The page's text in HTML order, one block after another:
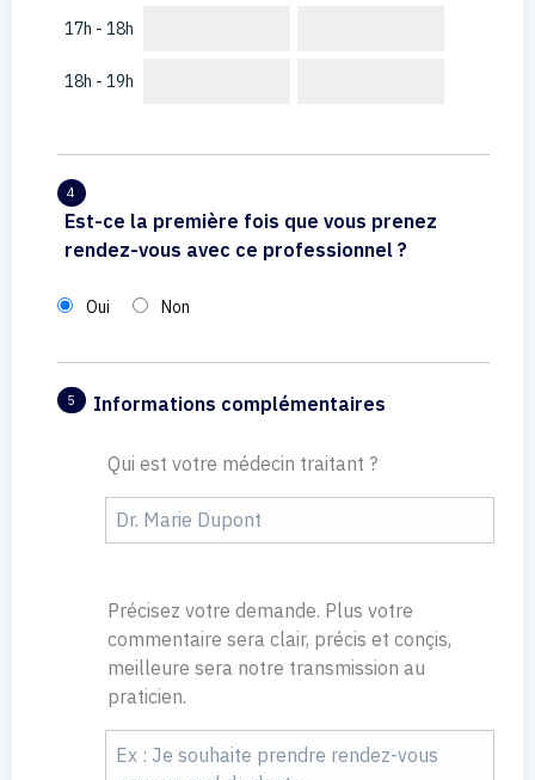
17h - 18h
18h - 19h
4
Est-ce la première fois que vous prenez
rendez-vous avec ce professionnel ?
Oui Non
5 Informations complémentaires
Qui est votre médecin traitant ?
Précisez votre demande. Plus votre
commentaire sera clair, précis et conçis,
meilleure sera notre transmission au
praticien.